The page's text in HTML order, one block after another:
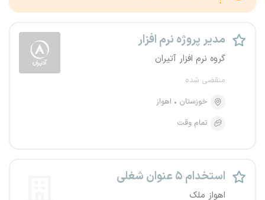
مدیر پروژه نرم افزار
گروه نرم افزار آتیران
منقضی شده
خوزستان
اهواز
تمام وقت
استخدام ۵ عنوان شغلی
اهواز ملک